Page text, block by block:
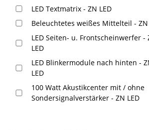
LED Textmatrix - ZN LED
Beleuchtetes weißes Mittelteil - ZN
LED Seiten- u. Frontscheinwerfer -
LED
LED Blinkermodule nach hinten -
LED
100 Watt Akustikcenter mit / ohne
Sondersignalverstärker - ZN LED